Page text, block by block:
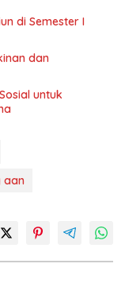
di Semester I
dan
untuk
aan